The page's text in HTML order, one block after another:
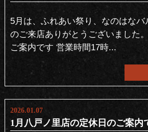
5月は、ふれあい祭り、なのはなバ
のご来店ありがとうございました
ご案内です 営業時間17時...
2026.01.07
1月八戸ノ里店の定休日のご案内